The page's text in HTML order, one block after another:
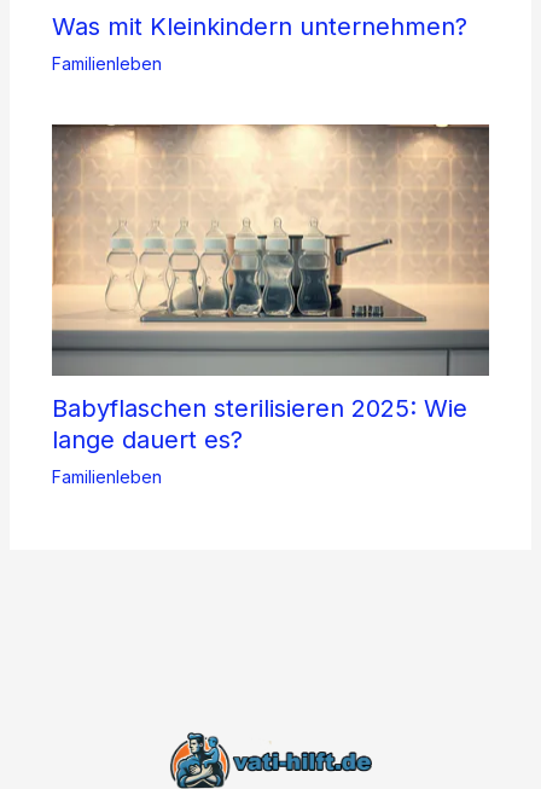
Was mit Kleinkindern unternehmen?
Familienleben
Babyflaschen sterilisieren 2025: Wie
lange dauert es?
Familienleben